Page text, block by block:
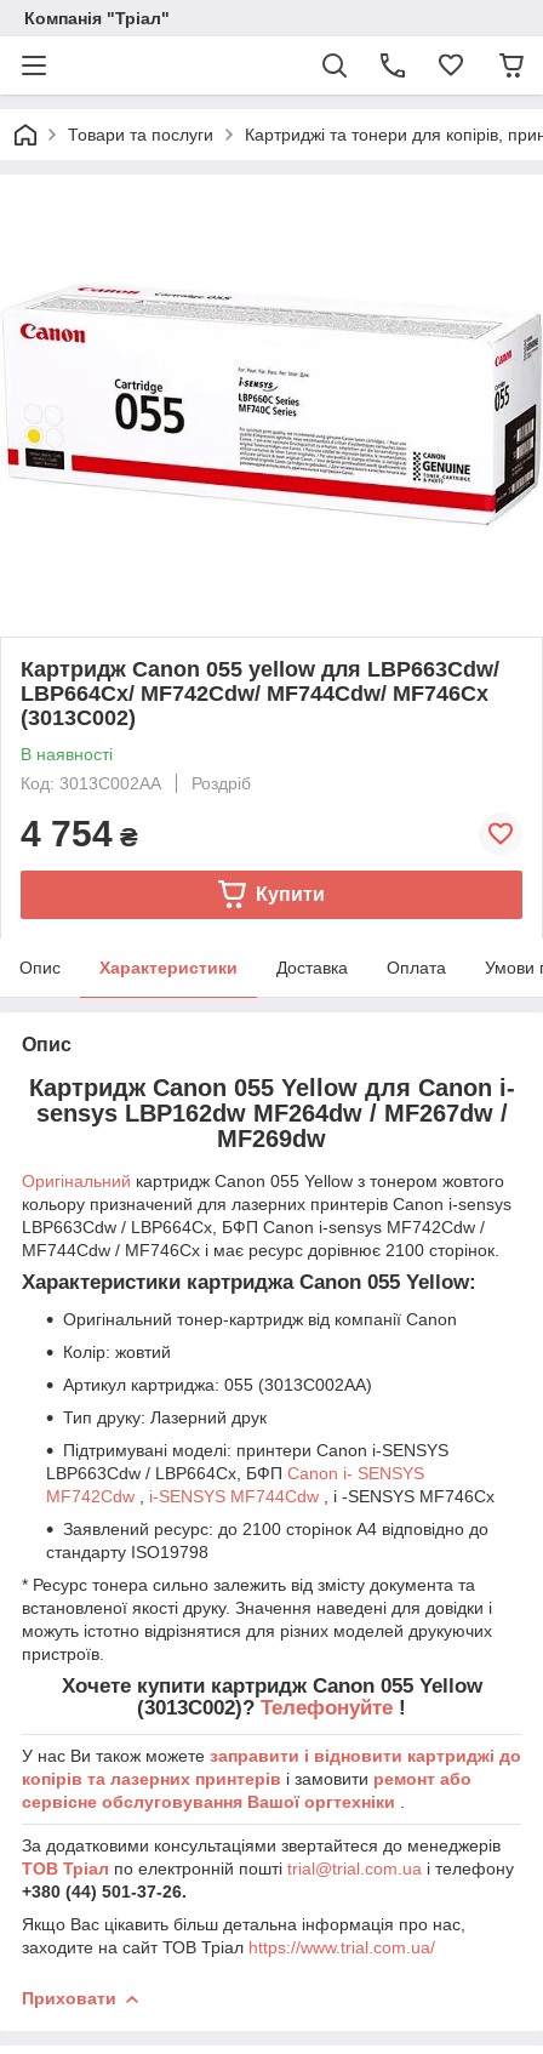
Компанія "Тріал"
Товари та послуги Картриджі та тонери для копірів,
Картридж Canon 055 yellow для LBP663Cdw/
LBP664Cx/ MF742Cdw/ MF744Cdw/ MF746Cx
(3013C002)
В наявності
Код: 3013C002AA
Роздріб
4 754 ₴
Купити
Опис Характеристики Доставка Оплата Умови
Опис
Картридж Canon 055 Yellow для Canon i-
sensys LBP162dw MF264dw / MF267dw /
MF269dw
Оригінальний картридж Canon 055 Yellow з тонером жовтого
кольору призначений для лазерних принтерів Canon i-sensys
LBP663Cdw / LBP664Cx, БФП Canon i-sensys MF742Cdw /
MF744Cdw / MF746Cx і має ресурс дорівнює 2100 сторінок.
Характеристики картриджа Canon 055 Yellow:
Оригінальний тонер-картридж від компанії Canon
Колір: жовтий
Артикул картриджа: 055 (3013C002AA)
Тип друку: Лазерний друк
Підтримувані моделі: принтери Canon i-SENSYS
LBP663Cdw / LBP664Cx, БФП Canon i- SENSYS
MF742Cdw , i-SENSYS MF744Cdw , i -SENSYS MF746Cx
Заявлений ресурс: до 2100 сторінок А4 відповідно до
стандарту ISO19798
* Ресурс тонера сильно залежить від змісту документа та
встановленої якості друку. Значення наведені для довідки і
можуть істотно відрізнятися для різних моделей друкуючих
пристроїв.
Хочете купити картридж Canon 055 Yellow
(3013C002)? Телефонуйте !
У нас Ви також можете заправити і відновити картриджі до
копірів та лазерних принтерів і замовити ремонт або
сервісне обслуговування Вашої оргтехніки
За додатковими консультаціями звертайтеся до менеджерів
ТОВ Тріал по електронній пошті trial@trial.com.ua і телефону
+380 (44) 501-37-26.
Якщо Вас цікавить більш детальна інформація про нас,
заходите на сайт ТОВ Тріал https://www.trial.com.ua/
Приховати